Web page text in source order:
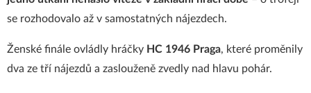
se rozhodovalo až v samostatných nájezdech.
Ženské finále ovládly hráčky HC 1946 Praga, které proměnily
dva ze tří nájezdů a zaslouženě zvedly nad hlavu pohár.